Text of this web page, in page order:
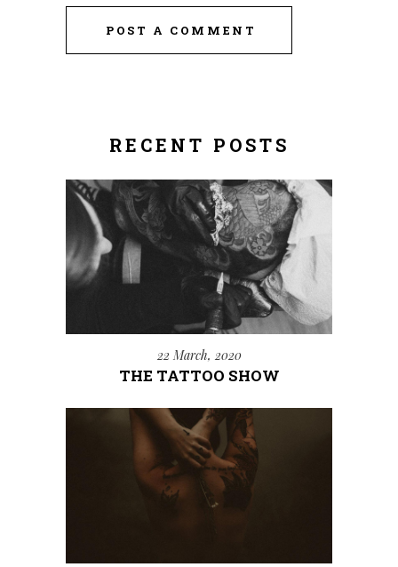
POST A COMMENT
RECENT POSTS
22 March, 2020
THE TATTOO SHOW